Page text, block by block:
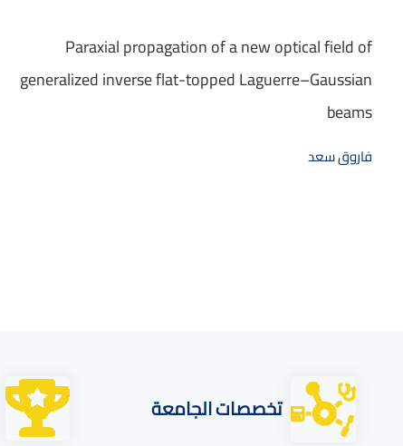
Paraxial propagation of a new optical field of
generalized inverse flat-topped Laguerre–Gaussian
beams
فاروق سعد
تخصصات الجامعة